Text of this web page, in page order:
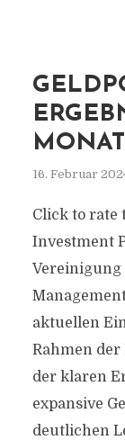
16. Februar
Click to rate
Investment
Vereinigung
aktuellen
Rahmen der
der klaren
expansive
deutlichen